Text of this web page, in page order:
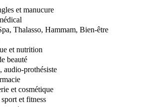
et manucure
Thalasso, Hammam, Bien-être
et nutrition
beauté
audio-prothésiste
et cosmétique
et fitness